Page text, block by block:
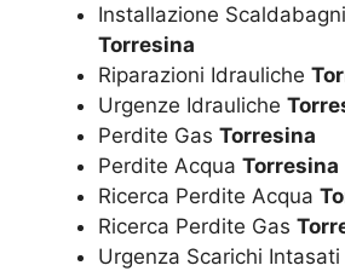
Installazione
Torresina
Riparazioni Idrauliche
Urgenze Idrauliche
Perdite Gas Torresina
Perdite Acqua Torresina
Ricerca Perdite Acqua
Ricerca Perdite Gas
Urgenza Scarichi Intasati